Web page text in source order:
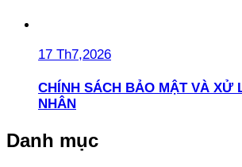
17 Th7,2026
CHÍNH SÁCH BẢO MẬT VÀ XỬ
NHÂN
Danh mục